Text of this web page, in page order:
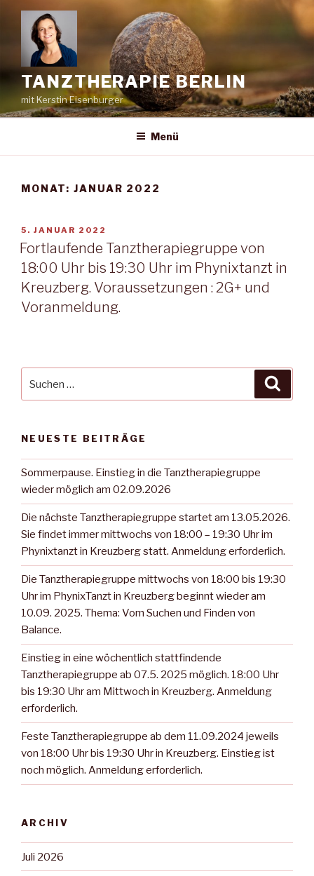
springen
TANZTHERAPIE BERLIN
mit Kerstin Eisenburger
Menü
MONAT: JANUAR 2022
VERÖFFENTLICHT
AM
5. JANUAR 2022
Fortlaufende Tanztherapiegruppe von
18:00 Uhr bis 19:30 Uhr im Phynixtanzt in
Kreuzberg. Voraussetzungen : 2G+ und
Voranmeldung.
nach:
NEUESTE BEITRÄGE
Sommerpause. Einstieg in die Tanztherapiegruppe
wieder möglich am 02.09.2026
Die nächste Tanztherapiegruppe startet am 13.05.2026.
Sie findet immer mittwochs von 18:00 – 19:30 Uhr im
Phynixtanzt in Kreuzberg statt. Anmeldung erforderlich.
Die Tanztherapiegruppe mittwochs von 18:00 bis 19:30
Uhr im PhynixTanzt in Kreuzberg beginnt wieder am
10.09. 2025. Thema: Vom Suchen und Finden von
Balance.
Einstieg in eine wöchentlich stattfindende
Tanztherapiegruppe ab 07.5. 2025 möglich. 18:00 Uhr
bis 19:30 Uhr am Mittwoch in Kreuzberg. Anmeldung
erforderlich.
Feste Tanztherapiegruppe ab dem 11.09.2024 jeweils
von 18:00 Uhr bis 19:30 Uhr in Kreuzberg. Einstieg ist
noch möglich. Anmeldung erforderlich.
ARCHIV
Juli 2026